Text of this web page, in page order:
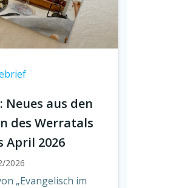
aus den
des Werratals
April 2026
2026
„Evangelisch im